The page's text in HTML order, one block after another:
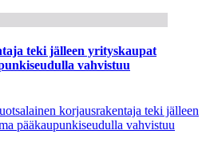
teki jälleen yrityskaupat
vahvistuu
korjausrakentaja teki jälleen
pääkaupunkiseudulla vahvistuu